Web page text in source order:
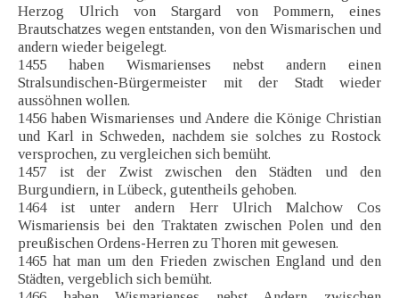
Herzog Ulrich von Stargard von Pommern, eines
Brautschatzes wegen entstanden, von den Wismarischen und
andern wieder beigelegt.
1455 haben Wismarienses nebst andern einen
Stralsundischen-Bürgermeister mit der Stadt wieder
aussöhnen wollen.
1456 haben Wismarienses und Andere die Könige Christian
und Karl in Schweden, nachdem sie solches zu Rostock
versprochen, zu vergleichen sich bemüht.
1457 ist der Zwist zwischen den Städten und den
Burgundiern, in Lübeck, gutentheils gehoben.
1464 ist unter andern Herr Ulrich Malchow Cos
Wismariensis bei den Traktaten zwischen Polen und den
preußischen Ordens-Herren zu Thoren mit gewesen.
1465 hat man um den Frieden zwischen England und den
Städten, vergeblich sich bemüht.